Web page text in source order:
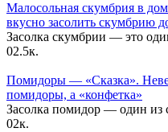
Малосольная скумбрия в
вкусно засолить скумбрию
Засолка скумбрии — это
02.5к.
Помидоры — «Сказка».
помидоры, а «конфетка»
Засолка помидор — один из
02к.